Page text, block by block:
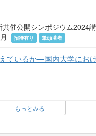
催公開シンポジウム2024
招待有り 筆頭著者
ているか―国内大学にお
もっとみる